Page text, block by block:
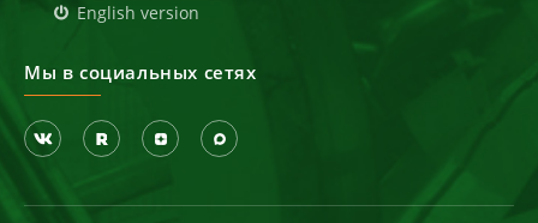
English version
Мы в социальных сетях